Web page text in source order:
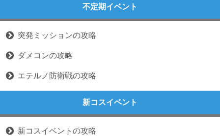
不定期イベント
突発ミッションの攻略
ダメコンの攻略
エテルノ防衛戦の攻略
新コスイベント
新コスイベントの攻略